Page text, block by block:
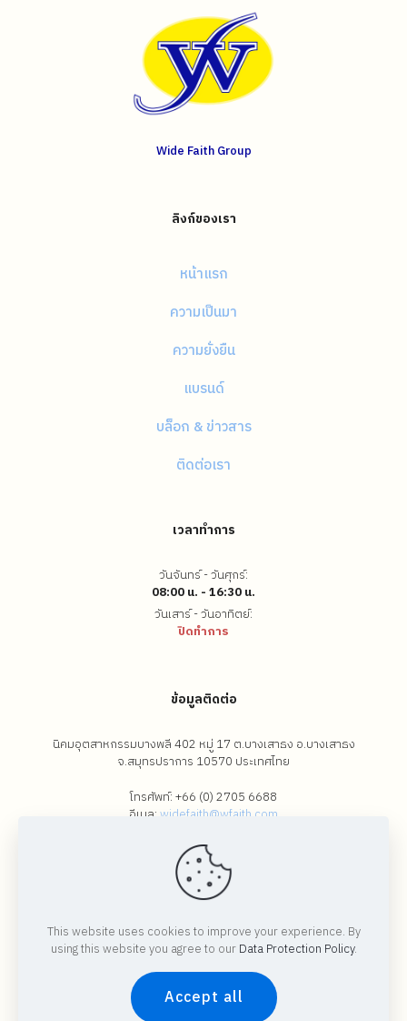
Wide Faith Group
ลิงก์ของเรา
หน้าแรก
ความเป็นมา
ความยั่งยืน
แบรนด์
บล็อก & ข่าวสาร
ติดต่อเรา
เวลาทำการ
วันจันทร์ - วันศุกร์:
08:00 น. - 16:30 น.
วันเสาร์ - วันอาทิตย์:
ปิดทำการ
ข้อมูลติดต่อ
นิคมอุตสาหกรรมบางพลี 402 หมู่ 17 ต.บางเสาธง อ.บางเสาธง
จ.สมุทรปราการ 10570 ประเทศไทย
โทรศัพท์:+66 (0) 2705 6688
อีเมล:widefaith@wfaith.com
ข้อตกลงและเงื่อนไข
นโยบายความเป็นส่วนตัว
This website uses cookies to improve your experience. By
using this website you agree to ourData Protection Policy.
Accept all